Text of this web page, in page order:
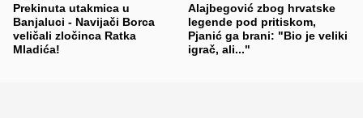
Prekinuta utakmica u
Banjaluci - Navijači Borca
veličali zločinca Ratka
Mladića!
Alajbegović zbog hrvatske
legende pod pritiskom,
Pjanić ga brani: "Bio je veliki
igrač, ali..."